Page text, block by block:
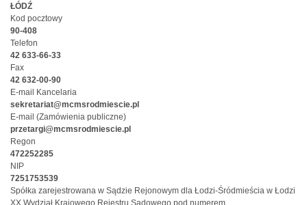
ŁÓDŹ
Kod pocztowy
90-408
Telefon
42 633-66-33
Fax
42 632-00-90
E-mail Kancelaria
sekretariat@mcmsrodmiescie.pl
E-mail (Zamówienia publiczne)
przetargi@mcmsrodmiescie.pl
Regon
472252285
NIP
7251753539
Spółka zarejestrowana w Sądzie Rejonowym dla Łodzi-Śródmieścia w Łodzi
XX Wydział Krajowego Rejestru Sądowego pod numerem